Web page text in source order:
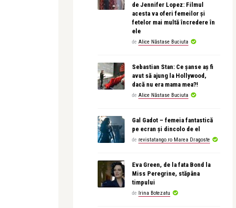
de Jennifer Lopez: Filmul
acesta va oferi femeilor și
fetelor mai multă încredere în
ele
de Alice Năstase Buciuta
Sebastian Stan: Ce șanse aș fi
avut să ajung la Hollywood,
dacă nu era mama mea?!
de Alice Năstase Buciuta
Gal Gadot – femeia fantastică
pe ecran și dincolo de el
de revistatango.ro Marea Dragoste
Eva Green, de la fata Bond la
Miss Peregrine, stăpâna
timpului
de Irina Botezatu